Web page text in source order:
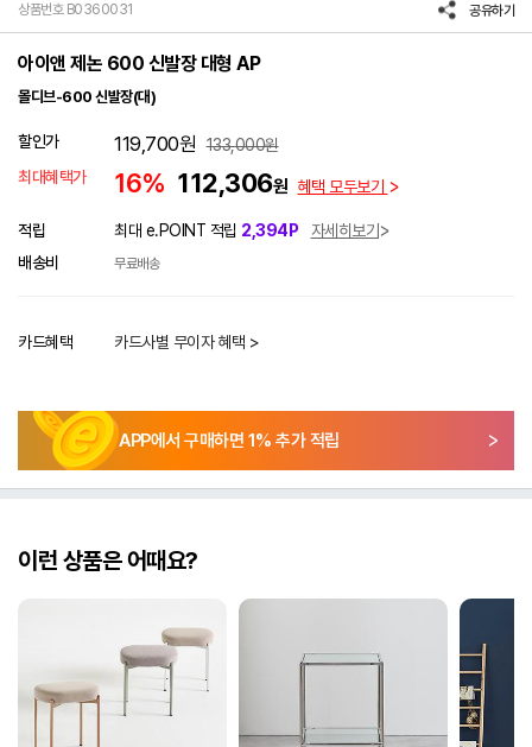
상품번호 B0360031 공유하기
아이앤 제논 600 신발장 대형 AP
몰디브-600 신발장(대)
할인가 119,700원 133,000원
최대혜택가
16% 112,306원 혜택 모두보기
적립 최대 e.POINT 적립 2,394P
자세히보기
배송비
무료배송
카드혜택 카드사별 무이자 혜택 >
APP에서 구매하면 1% 추가 적립
이런 상품은 어때요?